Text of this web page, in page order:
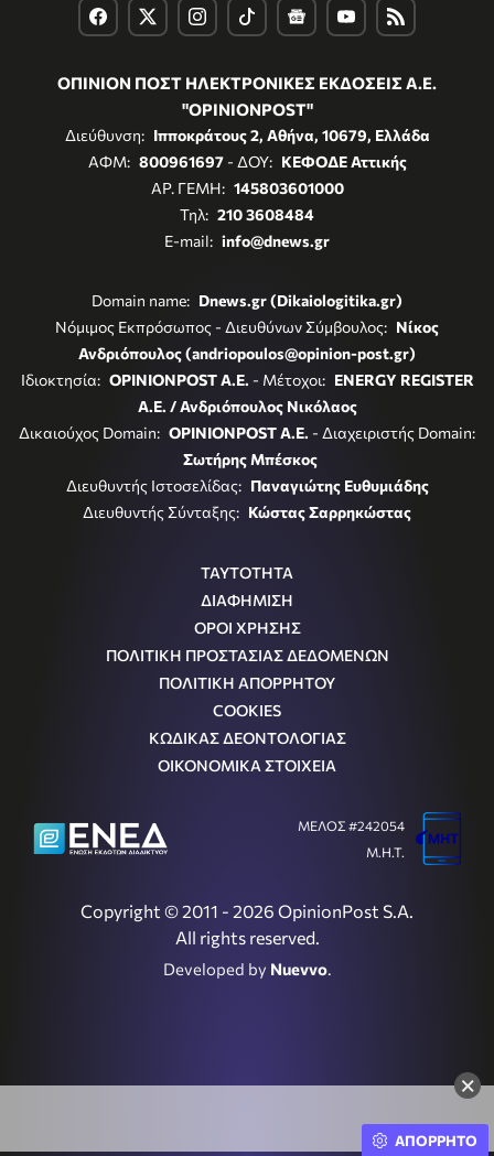
×
ΟΠΙΝΙΟΝ ΠΟΣΤ ΗΛΕΚΤΡΟΝΙΚΕΣ ΕΚΔΟΣΕΙΣ Α.Ε.
"OPINIONPOST"
Διεύθυνση: Ιπποκράτους 2, Αθήνα, 10679, Ελλάδα
ΑΦΜ: 800961697- ΔΟΥ: ΚΕΦΟΔΕ Αττικής
ΑΡ. ΓΕΜΗ: 145803601000
Τηλ: 210 3608484
E-mail: info@dnews.gr
Domain name: Dnews.gr (Dikaiologitika.gr)
Νόμιμος Εκπρόσωπος - Διευθύνων Σύμβουλος: Νίκος
Ανδριόπουλος (andriopoulos@opinion-post.gr)
Ιδιοκτησία: OPINIONPOST A.E. - Μέτοχοι: ENERGY REGISTER
Α.Ε. / Ανδριόπουλος Νικόλαος
Δικαιούχος Domain: OPINIONPOST A.E. - Διαχειριστής Domain:
Σωτήρης Μπέσκος
Διευθυντής Ιστοσελίδας: Παναγιώτης Ευθυμιάδης
Διευθυντής Σύνταξης: Κώστας Σαρρηκώστας
ΤΑΥΤΟΤΗΤΑ
ΔΙΑΦΗΜΙΣΗ
ΟΡΟΙ ΧΡΗΣΗΣ
ΠΟΛΙΤΙΚΗ ΠΡΟΣΤΑΣΙΑΣ ΔΕΔΟΜΕΝΩΝ
ΠΟΛΙΤΙΚΗ ΑΠΟΡΡΗΤΟΥ
COOKIES
ΚΩΔΙΚΑΣ ΔΕΟΝΤΟΛΟΓΙΑΣ
ΟΙΚΟΝΟΜΙΚΑ ΣΤΟΙΧΕΙΑ
Copyright © 2011 - 2026 OpinionPost S.A.
All rights reserved.
Developed by Nuevvo.
ΜΕΛΟΣ #242054
Μ.Η.Τ.
ΑΠΟΡΡΗΤΟ